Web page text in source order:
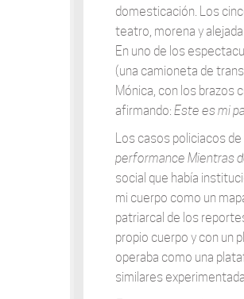
domesticación. Los
teatro, morena y
En uno de los
(una camioneta de
Mónica, con los brazos
afirmando: Este es mi
Los casos policiacos
performance Mientras
social que había
mi cuerpo como un
patriarcal de los
propio cuerpo y con un
operaba como una
similares